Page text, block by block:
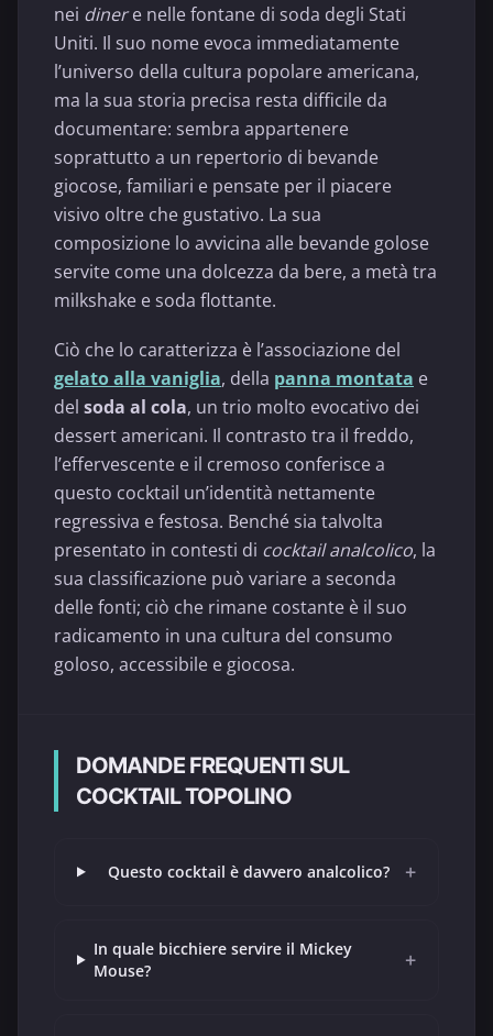
nei dinere nelle fontane di soda degli Stati
Uniti. Il suo nome evoca immediatamente
l’universo della cultura popolare americana,
ma la sua storia precisa resta difficile da
documentare: sembra appartenere
soprattutto a un repertorio di bevande
giocose, familiari e pensate per il piacere
visivo oltre che gustativo. La sua
composizione lo avvicina alle bevande golose
servite come una dolcezza da bere, a metà tra
milkshake e soda flottante.
Ciò che lo caratterizza è l’associazione del
gelato alla vaniglia, della panna montata e
del soda al cola, un trio molto evocativo dei
dessert americani. Il contrasto tra il freddo,
l’effervescente e il cremoso conferisce a
questo cocktail un’identità nettamente
regressiva e festosa. Benché sia talvolta
presentato in contesti di cocktail analcolico, la
sua classificazione può variare a seconda
delle fonti; ciò che rimane costante è il suo
radicamento in una cultura del consumo
goloso, accessibile e giocosa.
DOMANDE FREQUENTI SUL
COCKTAIL TOPOLINO
Questo cocktail è davvero analcolico? +
In quale bicchiere servire il Mickey
Mouse?
+